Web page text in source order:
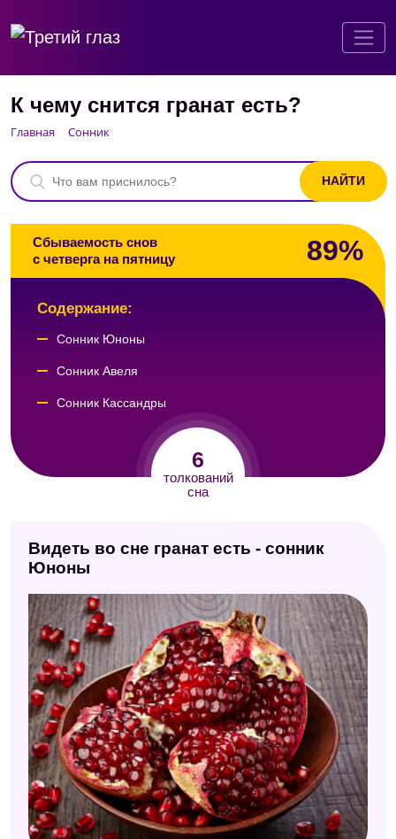
К чему снится гранат есть?
Главная Сонник
Сбываемость снов
с четверга на пятницу
89%
6
толкований
сна
Содержание:
Сонник Юноны
Сонник Авеля
Сонник Кассандры
Сонник толкователь снов
Видеть во сне гранат есть - сонник
Юноны